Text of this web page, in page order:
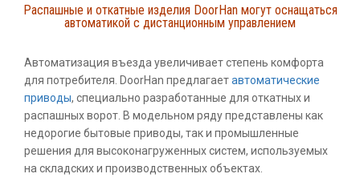
Распашные и откатные изделия DoorHan могут оснащаться
автоматикой с дистанционным управлением
Автоматизация въезда увеличивает степень комфорта
для потребителя. DoorHan предлагаетавтоматические
приводы, специально разработанные для откатных и
распашных ворот. В модельном ряду представлены как
недорогие бытовые приводы, так и промышленные
решения для высоконагруженных систем, используемых
на складских и производственных объектах.